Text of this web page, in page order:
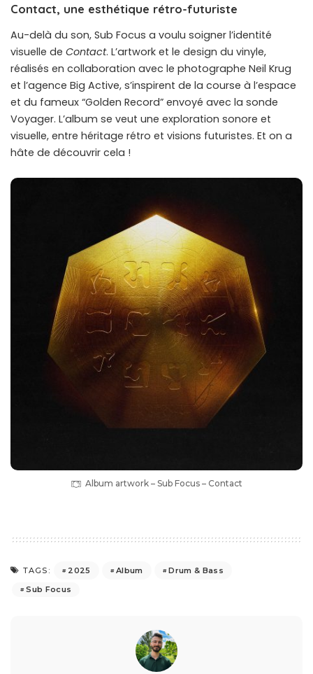
Contact, une esthétique rétro-futuriste
Au-delà du son, Sub Focus a voulu soigner l’identité
visuelle de Contact. L’artwork et le design du vinyle,
réalisés en collaboration avec le photographe Neil Krug
et l’agence Big Active, s’inspirent de la course à l’espace
et du fameux “Golden Record” envoyé avec la sonde
Voyager. L’album se veut une exploration sonore et
visuelle, entre héritage rétro et visions futuristes. Et on a
hâte de découvrir cela !
Album artwork – Sub Focus – Contact
TAGS: 2025 Album
Drum & Bass
Sub Focus